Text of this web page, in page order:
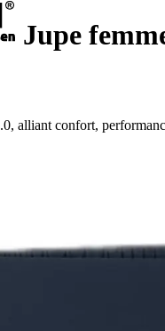
Jupe
alliant confort,